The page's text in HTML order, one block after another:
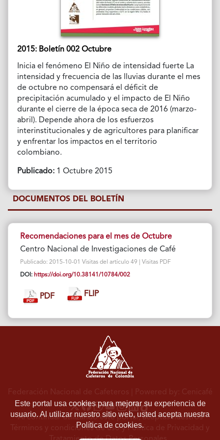
2015: Boletín 002 Octubre
Inicia el fenómeno El Niño de intensidad fuerte La
intensidad y frecuencia de las lluvias durante el mes
de octubre no compensará el déficit de
precipitación acumulado y el impacto de El Niño
durante el cierre de la época seca de 2016 (marzo-
abril). Depende ahora de los esfuerzos
interinstitucionales y de agricultores para planificar
y enfrentar los impactos en el territorio
colombiano.
Publicado:1 Octubre 2015
DOCUMENTOS DEL BOLETÍN
Recomendaciones para el mes de Octubre
Centro Nacional de Investigaciones de Café
Publicado: 2015-10-01 Visitas del artículo 49 | Visitas PDF
DOI: https://doi.org/10.38141/10784/002
PDF FLIP
Este portal usa cookies para mejorar su experiencia de
usuario. Al utilizar nuestro sitio web, usted acepta nuestra
Política de cookies.
Federación Nacional de Cafeteros | Powered by: Cenicafé
Al continuar utilizando este portal, aceptas nuestros
Términos y condiciones de usoyPolítica de Privacidad y